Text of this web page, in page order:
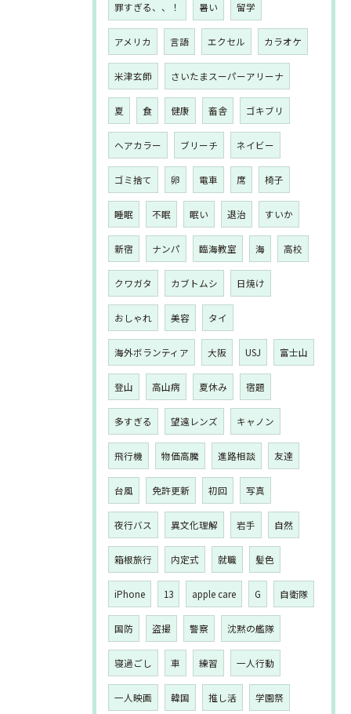
罪すぎる、、！ 暑い 留学
アメリカ 言語 エクセル カラオケ
米津玄師 さいたまスーパーアリーナ
夏 食 健康 畜舎 ゴキブリ
ヘアカラー ブリーチ ネイビー
ゴミ捨て 卵 電車 席 椅子
睡眠 不眠 眠い 退治 すいか
新宿 ナンパ 臨海教室 海 高校
クワガタ カブトムシ 日焼け
おしゃれ 美容 タイ
海外ボランティア 大阪 USJ 富士山
登山 高山病 夏休み 宿題
多すぎる 望遠レンズ キャノン
飛行機 物価高騰 進路相談 友達
台風 免許更新 初回 写真
夜行バス 異文化理解 岩手 自然
箱根旅行 内定式 就職 髪色
iPhone 13 apple care G 自衛隊
国防 盗撮 警察 沈黙の艦隊
寝過ごし 車 練習 一人行動
一人映画 韓国 推し活 学園祭